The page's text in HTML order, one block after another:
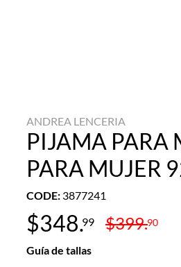
ANDREA LENCERIA
PIJAMA PARA
PARA MUJER
CODE: 3877241
$348.99 $399.90
Guía de tallas